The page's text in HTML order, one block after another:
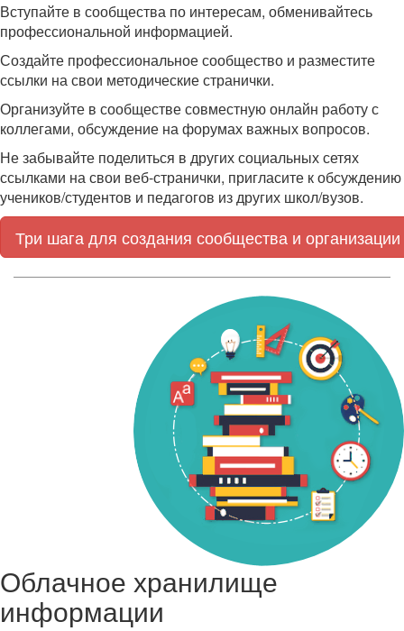
Вступайте в сообщества по интересам, обменивайтесь
профессиональной информацией.
Создайте профессиональное сообщество и разместите
ссылки на свои методические странички.
Организуйте в сообществе совместную онлайн работу с
коллегами, обсуждение на форумах важных вопросов.
Не забывайте поделиться в других социальных сетях
ссылками на свои веб-странички, пригласите к обсуждению
учеников/студентов и педагогов из других школ/вузов.
Три шага для создания сообщества и
Облачное хранилище
информации